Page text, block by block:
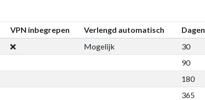
VPN inbegrepen Verlengd automatisch Dagen
Mogelijk 30
90
180
365